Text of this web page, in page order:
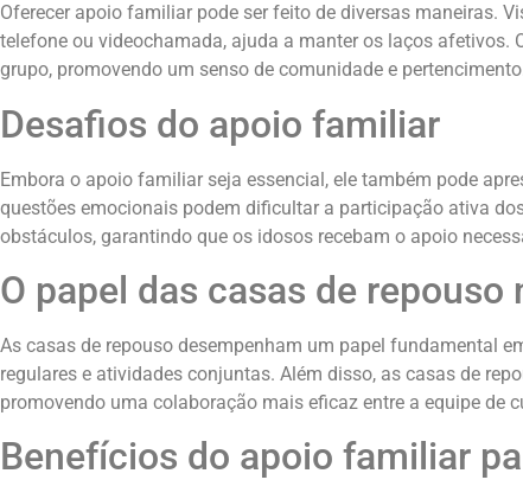
Oferecer apoio familiar pode ser feito de diversas maneiras.
telefone ou videochamada, ajuda a manter os laços
grupo, promovendo um senso de comunidade e
Desafios do apoio familiar
Embora o apoio familiar seja essencial, ele também pode
questões emocionais podem dificultar a participação ativa
obstáculos, garantindo que os idosos recebam o apoio
O papel das casas de
As casas de repouso desempenham um papel fundamental
regulares e atividades conjuntas. Além disso, as casas de
promovendo uma colaboração mais eficaz entre a equipe de
Benefícios do apoio familiar